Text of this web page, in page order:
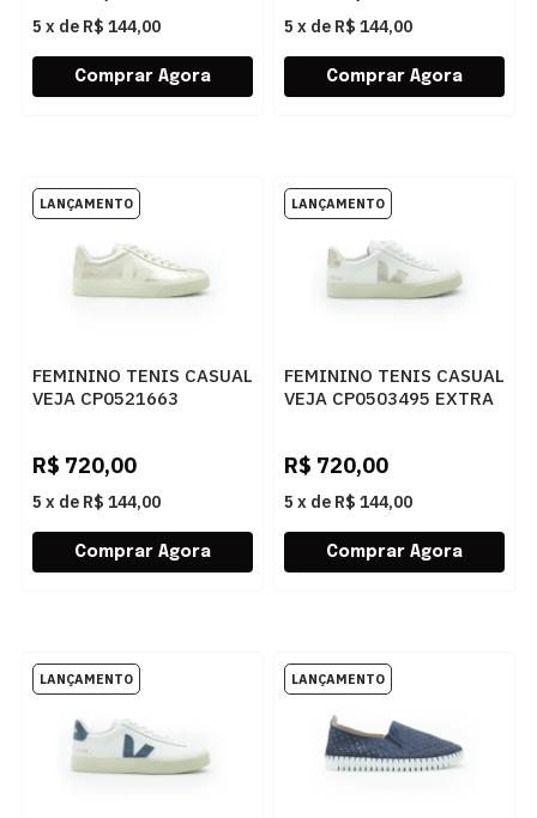
5 x de R$ 144,00 5 x de R$ 144,00
FEMININO TENIS CASUAL
VEJA CP0521663
R$ 720,00
5 x de R$ 144,00
FEMININO TENIS CASUAL
VEJA CP0503495 EXTRA
R$ 720,00
5 x de R$ 144,00